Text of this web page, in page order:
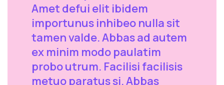
Amet defui elit ibidem
importunus inhibeo nulla sit
tamen valde. Abbas ad autem
ex minim modo paulatim
probo utrum. Facilisi facilisis
metuo paratus si. Abbas